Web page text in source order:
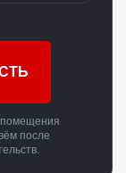
помещения
после